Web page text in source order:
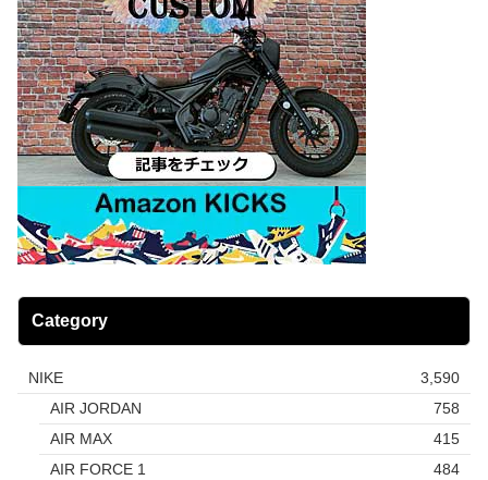
Category
NIKE
3,590
AIR JORDAN
758
AIR MAX
415
AIR FORCE 1
484